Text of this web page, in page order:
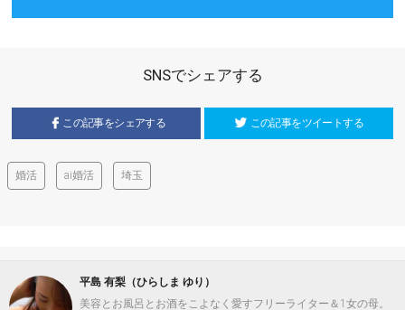
SNSでシェアする
この記事をシェアする この記事をツイートする
婚活 ai婚活 埼玉
平島 有梨（ひらしま ゆり）
美容とお風呂とお酒をこよなく愛すフリーライター＆1女の母。